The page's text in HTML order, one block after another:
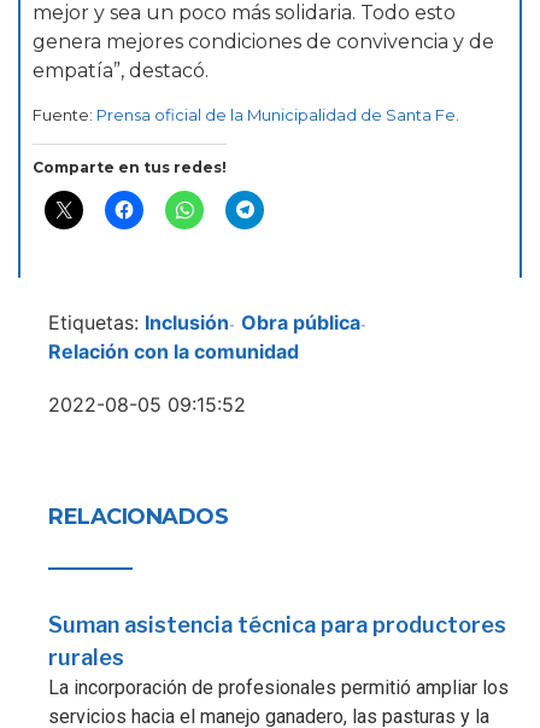
mejor y sea un poco más solidaria. Todo esto
genera mejores condiciones de convivencia y de
empatía”, destacó.
Fuente: Prensa oficial de la Municipalidad de Santa Fe
Comparte en tus redes!
Etiquetas: Inclusión- Obra pública-
Relación con la comunidad
2022-08-05 09:15:52
RELACIONADOS
Suman asistencia técnica para productores
rurales
La incorporación de profesionales permitió ampliar los
servicios hacia el manejo ganadero, las pasturas y la